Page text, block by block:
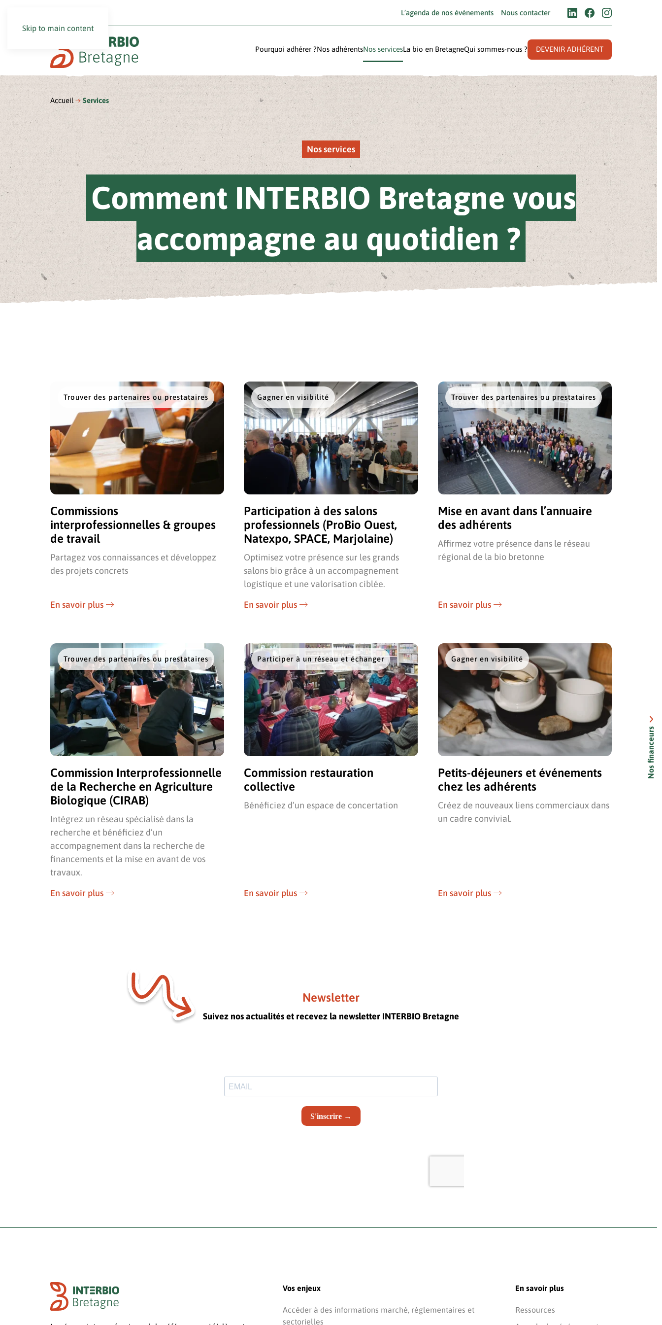
Skip to main content
L’agenda de nos événements Nous contacter
Pourquoi adhérer ?Nos adhérentsNos servicesLa bio en BretagneQui sommes-nous ? DEVENIR ADHÉRENT
Accueil Services
Nos services
Comment INTERBIO Bretagne vous
accompagne au quotidien ?
Trouver des partenaires ou prestataires
Commissions
interprofessionnelles & groupes
de travail
Partagez vos connaissances et développez
des projets concrets
En savoir plus
Gagner en visibilité
Participation à des salons
professionnels (ProBio Ouest,
Natexpo, SPACE, Marjolaine)
Optimisez votre présence sur les grands
salons bio grâce à un accompagnement
logistique et une valorisation ciblée.
En savoir plus
Trouver des partenaires ou prestataires
Mise en avant dans l’annuaire
des adhérents
Affirmez votre présence dans le réseau
régional de la bio bretonne
En savoir plus
Trouver des partenaires ou prestataires
Commission Interprofessionnelle
de la Recherche en Agriculture
Biologique (CIRAB)
Intégrez un réseau spécialisé dans la
recherche et bénéficiez d’un
accompagnement dans la recherche de
financements et la mise en avant de vos
travaux.
En savoir plus
Participer à un réseau et échanger
Commission restauration
collective
Bénéficiez d’un espace de concertation
En savoir plus
Gagner en visibilité
Petits-déjeuners et événements
chez les adhérents
Créez de nouveaux liens commerciaux dans
un cadre convivial.
En savoir plus
Newsletter
Suivez nos actualités et recevez la newsletter INTERBIO Bretagne
Nos financeurs
Vos enjeux
Accéder à des informations marché, réglementaires et
sectorielles
En savoir plus
Ressources